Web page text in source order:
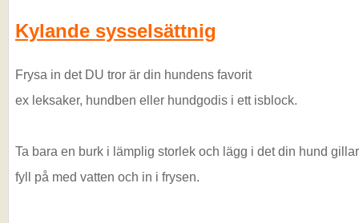
Kylande sysselsättnig
Frysa in det DU tror är din hundens favorit
ex leksaker, hundben eller hundgodis i ett isblock.
Ta bara en burk i lämplig storlek och lägg i det din hund
fyll på med vatten och in i frysen.